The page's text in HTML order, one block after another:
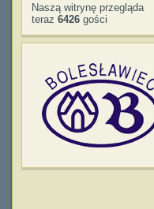
Naszą witrynę przegląda
teraz 6426 gości